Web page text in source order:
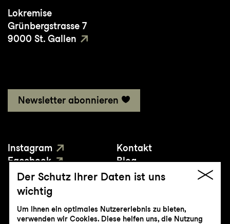
Lokremise
Grünbergstrasse 7
9000 St. Gallen
Newsletter abonnieren
Instagram
Facebook
YouTube
Kontakt
Blog
Presse
Der Schutz Ihrer Daten ist uns
wichtig
Um Ihnen ein optimales Nutzererlebnis zu bieten,
verwenden wir Cookies. Diese helfen uns, die Nutzung